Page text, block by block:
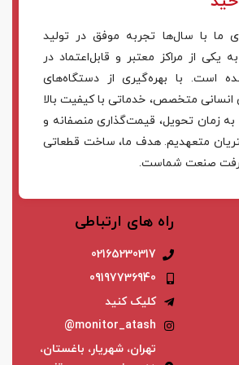
ما با سال‌ها تجربه موفق در تولید
یکی از مراکز معتبر و قابل‌اعتماد در
است. با بهره‌گیری از دستگاه‌های
انسانی متخصص، خدماتی با کیفیت بالا
به زمان تحویل، قیمت‌گذاری منصفانه و
متعهدیم. هدف ما، ساخت قطعاتی
صنعت شماست.
راه های ارتباطی
02165230317
09197736940
کلیک کنید
monitor_atash@
تهران، شهریار، باغستان،